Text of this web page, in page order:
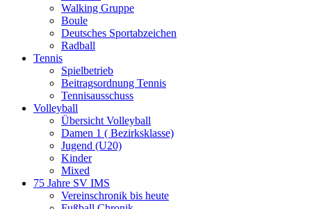
Walking Gruppe
Boule
Deutsches Sportabzeichen
Radball
Tennis
Spielbetrieb
Beitragsordnung Tennis
Tennisausschuss
Volleyball
Übersicht Volleyball
Damen 1 ( Bezirksklasse)
Jugend (U20)
Kinder
Mixed
75 Jahre SV IMS
Vereinschronik bis heute